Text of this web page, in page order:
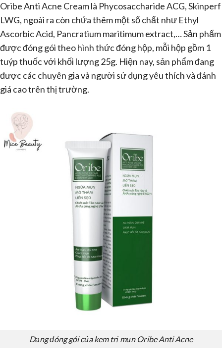
Oribe Anti Acne Cream là Phycosaccharide ACG, Skinperf
LWG, ngoài ra còn chứa thêm một số chất như Ethyl
Ascorbic Acid, Pancratium maritimum extract,… Sản phẩm
được đóng gói theo hình thức đóng hộp, mỗi hộp gồm 1
tuýp thuốc với khối lượng 25g. Hiện nay, sản phẩm đang
được các chuyên gia và người sử dụng yêu thích và đánh
giá cao trên thị trường.
Dạng đóng gói của kem trị mụn Oribe Anti Acne